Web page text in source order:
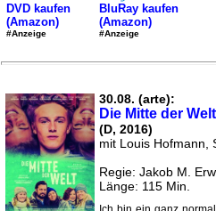
DVD kaufen
(Amazon)
#Anzeige
BluRay kaufen
(Amazon)
#Anzeige
30.08. (arte):
Die Mitte der Welt
(D, 2016)
mit Louis Hofmann,
Regie: Jakob M.
Länge: 115 Min.